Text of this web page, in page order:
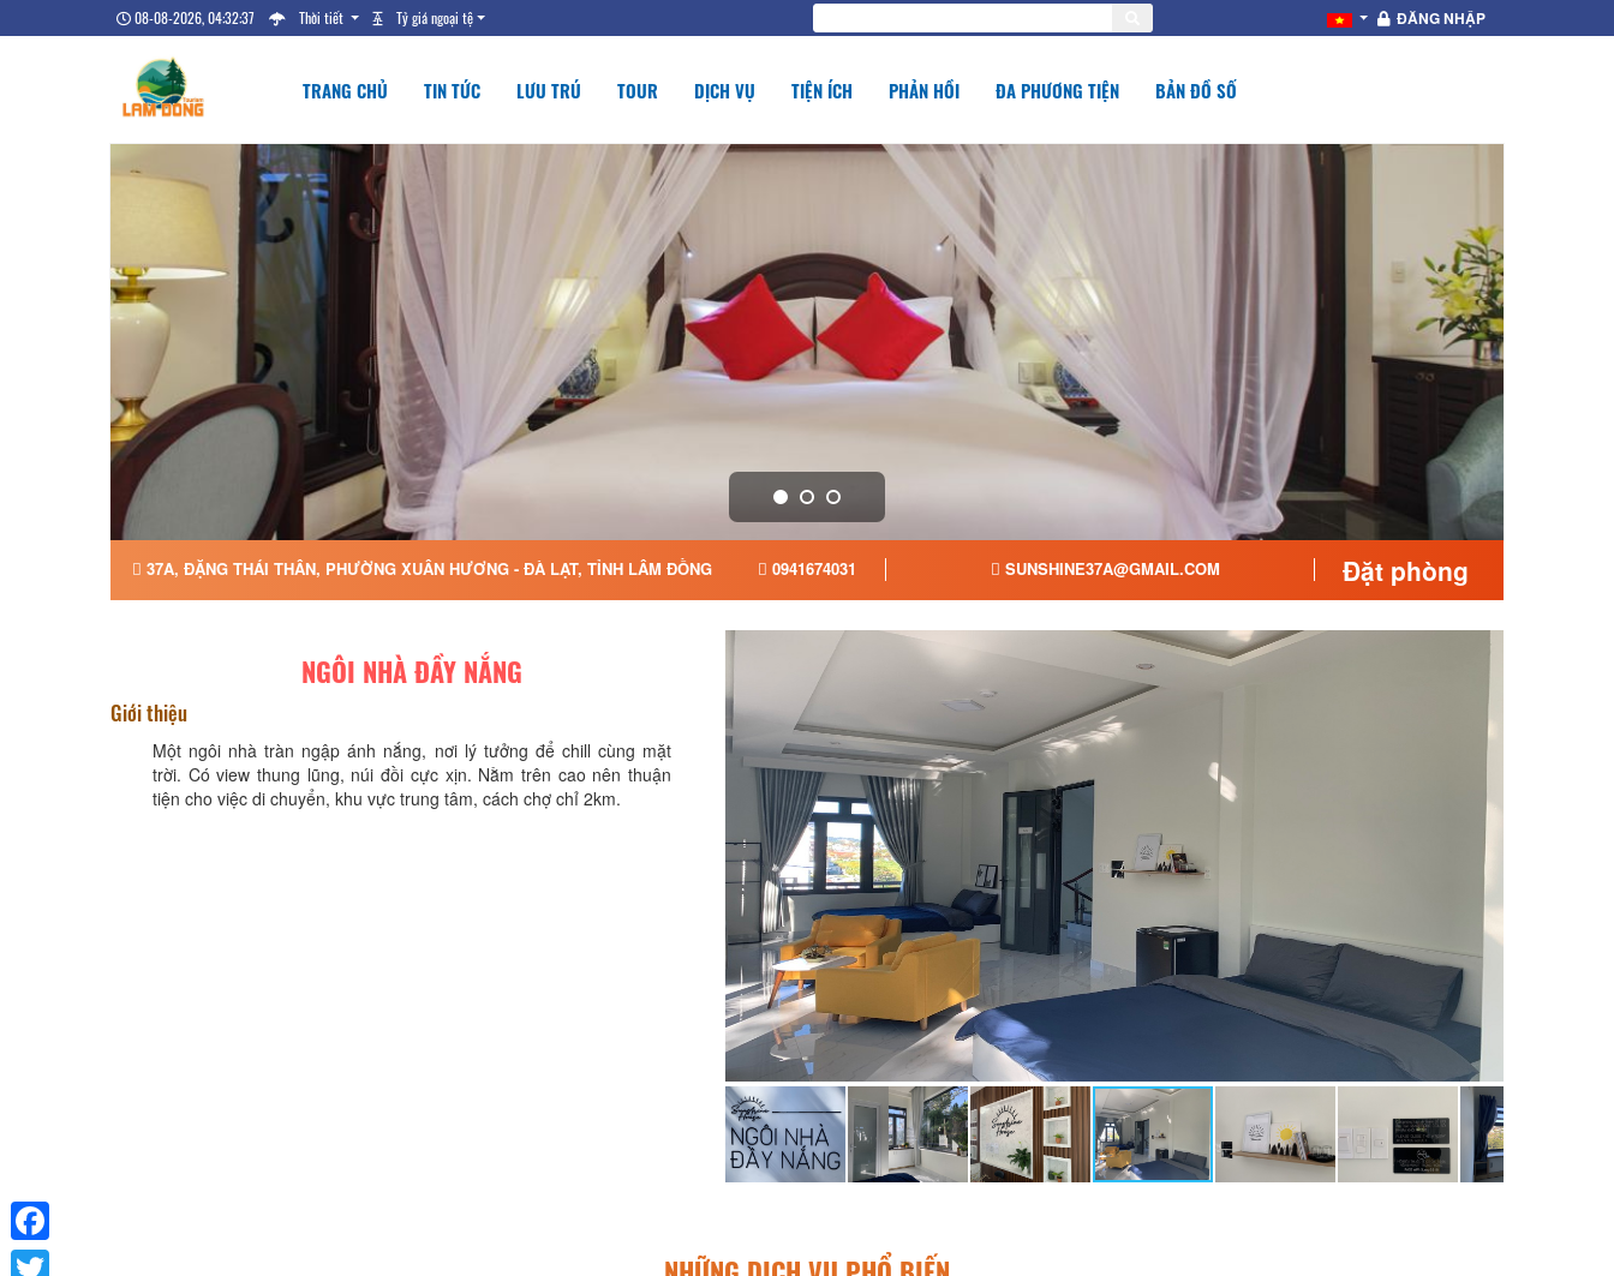
08-08-2026, 04:32:38 Thời tiết Tỷ giá ngoại tệ ĐĂNG NHẬP
TRANG CHỦ TIN TỨC LƯU TRÚ TOUR DỊCH VỤ TIỆN ÍCH PHẢN HỒI ĐA PHƯƠNG TIỆN BẢN ĐỒ SỐ
37A, ĐẶNG THÁI THÂN, PHƯỜNG XUÂN HƯƠNG - ĐÀ LẠT, TỈNH LÂM ĐỒNG 0941674031 SUNSHINE37A@GMAIL.COM Đặt phòng
NGÔI NHÀ ĐẦY NẮNG
Giới thiệu
Một ngôi nhà tràn ngập ánh nắng, nơi lý tưởng để chill cùng mặt
trời. Có view thung lũng, núi đồi cực xịn. Nằm trên cao nên thuận
tiện cho việc di chuyển, khu vực trung tâm, cách chợ chỉ 2km.
Facebook